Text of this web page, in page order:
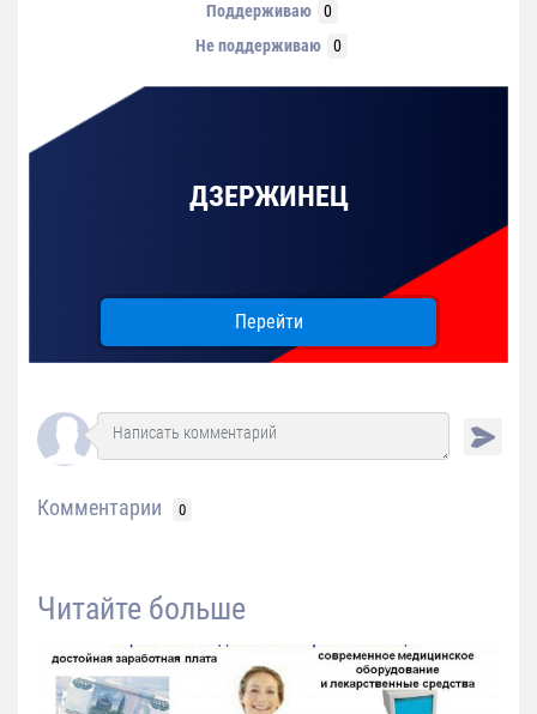
Поддерживаю
0
Не поддерживаю
0
ДЗЕРЖИНЕЦ
Перейти
Комментарии 0
Читайте больше